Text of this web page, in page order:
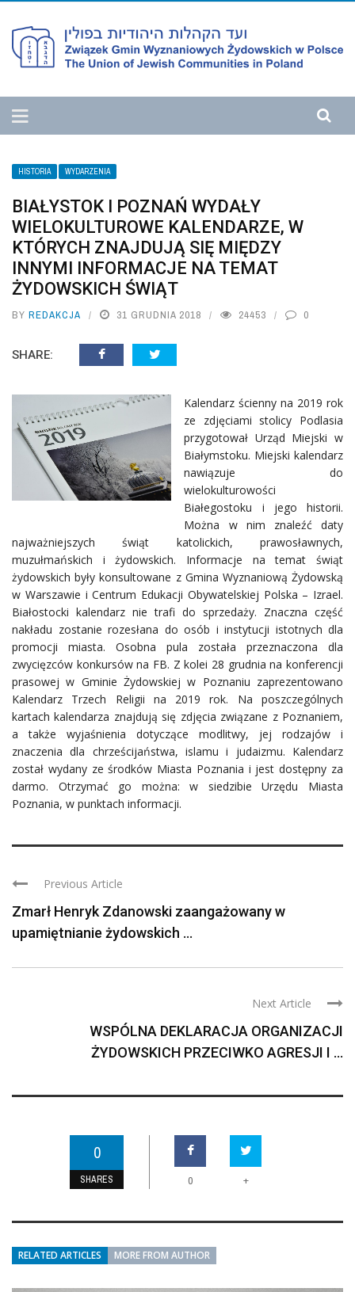
HISTORIA WYDARZENIA
BIAŁYSTOK I POZNAŃ WYDAŁY
WIELOKULTUROWE KALENDARZE, W
KTÓRYCH ZNAJDUJĄ SIĘ MIĘDZY
INNYMI INFORMACJE NA TEMAT
ŻYDOWSKICH ŚWIĄT
BY REDAKCJA 31 GRUDNIA 2018 24453 0
SHARE:
Kalendarz ścienny na 2019 rok
ze zdjęciami stolicy Podlasia
przygotował Urząd Miejski w
Białymstoku. Miejski kalendarz
nawiązuje do
wielokulturowości
Białegostoku i jego historii.
Można w nim znaleźć daty
najważniejszych świąt katolickich, prawosławnych,
muzułmańskich i żydowskich. Informacje na temat świąt
żydowskich były konsultowane z Gmina Wyznaniową Żydowską
w Warszawie i Centrum Edukacji Obywatelskiej Polska – Izrael.
Białostocki kalendarz nie trafi do sprzedaży. Znaczna część
nakładu zostanie rozesłana do osób i instytucji istotnych dla
promocji miasta. Osobna pula została przeznaczona dla
zwycięzców konkursów na FB. Z kolei 28 grudnia na konferencji
prasowej w Gminie Żydowskiej w Poznaniu zaprezentowano
Kalendarz Trzech Religii na 2019 rok. Na poszczególnych
kartach kalendarza znajdują się zdjęcia związane z Poznaniem,
a także wyjaśnienia dotyczące modlitwy, jej rodzajów i
znaczenia dla chrześcijaństwa, islamu i judaizmu. Kalendarz
został wydany ze środków Miasta Poznania i jest dostępny za
darmo. Otrzymać go można: w siedzibie Urzędu Miasta
Poznania, w punktach informacji.
Previous Article
Zmarł Henryk Zdanowski zaangażowany w
upamiętnianie żydowskich ...
Next Article
WSPÓLNA DEKLARACJA ORGANIZACJI
ŻYDOWSKICH PRZECIWKO AGRESJI I ...
0
SHARES 0 +
RELATED ARTICLES MORE FROM AUTHOR